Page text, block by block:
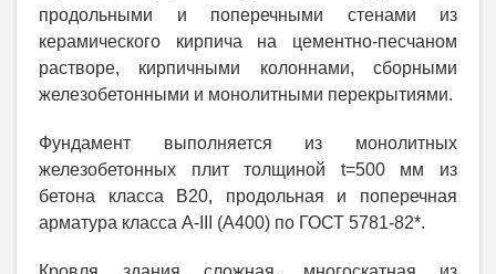
продольными и поперечными стенами из
керамического кирпича на цементно-песчаном
растворе, кирпичными колоннами, сборными
железобетонными и монолитными перекрытиями.
Фундамент выполняется из монолитных
железобетонных плит толщиной t=500 мм из
бетона класса В20, продольная и поперечная
арматура класса А-III (A400) по ГОСТ 5781-82*.